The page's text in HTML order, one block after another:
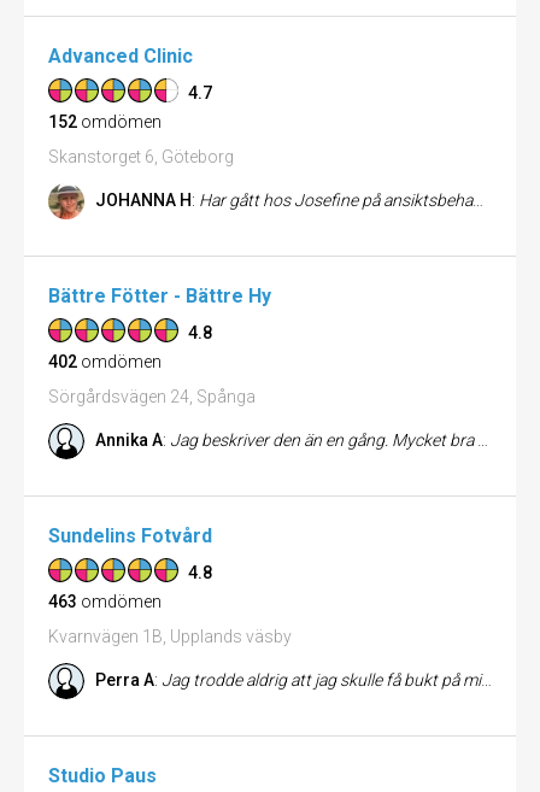
Advanced Clinic
4.7
152 omdömen
Skanstorget 6, Göteborg
JOHANNA H: Har gått hos Josefine på ansiktsbehandling i 10 år och provar gärna nya behandlingar så när hon började med injektioner...
Bättre Fötter - Bättre Hy
4.8
402 omdömen
Sörgårdsvägen 24, Spånga
Annika A: Jag beskriver den än en gång. Mycket bra benötande och behandling. Rekommenderar gärna till vänner. Köpte en nagelol...
Sundelins Fotvård
4.8
463 omdömen
Kvarnvägen 1B, Upplands väsby
Perra A: Jag trodde aldrig att jag skulle få bukt på mitt problem, men det fick jag helt klart ta tillbaka. Otroligt trevligt be...
Studio Paus